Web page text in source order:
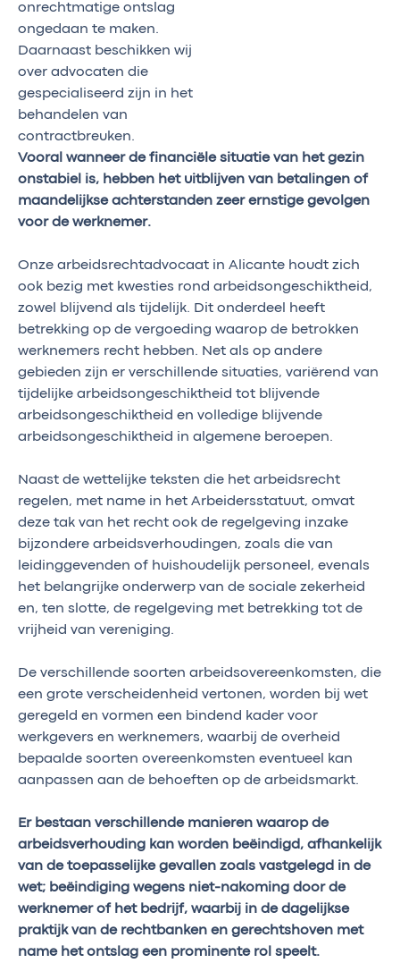
onrechtmatige ontslag
ongedaan te maken.
Daarnaast beschikken wij
over advocaten die
gespecialiseerd zijn in het
behandelen van
contractbreuken.
Vooral wanneer de financiële situatie van het gezin
onstabiel is, hebben het uitblijven van betalingen of
maandelijkse achterstanden zeer ernstige gevolgen
voor de werknemer.
Onze arbeidsrechtadvocaat in Alicante houdt zich
ook bezig met kwesties rond arbeidsongeschiktheid,
zowel blijvend als tijdelijk. Dit onderdeel heeft
betrekking op de vergoeding waarop de betrokken
werknemers recht hebben. Net als op andere
gebieden zijn er verschillende situaties, variërend van
tijdelijke arbeidsongeschiktheid tot blijvende
arbeidsongeschiktheid en volledige blijvende
arbeidsongeschiktheid in algemene beroepen.
Naast de wettelijke teksten die het arbeidsrecht
regelen, met name in het Arbeidersstatuut, omvat
deze tak van het recht ook de regelgeving inzake
bijzondere arbeidsverhoudingen, zoals die van
leidinggevenden of huishoudelijk personeel, evenals
het belangrijke onderwerp van de sociale zekerheid
en, ten slotte, de regelgeving met betrekking tot de
vrijheid van vereniging.
De verschillende soorten arbeidsovereenkomsten, die
een grote verscheidenheid vertonen, worden bij wet
geregeld en vormen een bindend kader voor
werkgevers en werknemers, waarbij de overheid
bepaalde soorten overeenkomsten eventueel kan
aanpassen aan de behoeften op de arbeidsmarkt.
Er bestaan verschillende manieren waarop de
arbeidsverhouding kan worden beëindigd, afhankelijk
van de toepasselijke gevallen zoals vastgelegd in de
wet; beëindiging wegens niet-nakoming door de
werknemer of het bedrijf, waarbij in de dagelijkse
praktijk van de rechtbanken en gerechtshoven met
name het ontslag een prominente rol speelt.